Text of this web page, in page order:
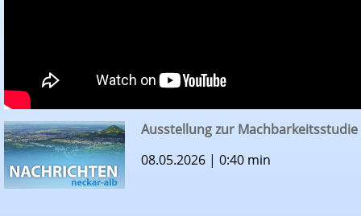
Ausstellung zur
08.05.2026 | 0:40 min